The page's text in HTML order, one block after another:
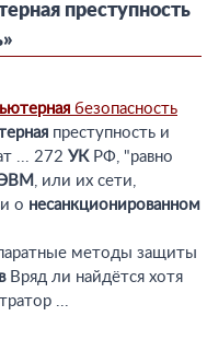
преступность
безопасность
преступность и
... 272 УКРФ, "равно
, или их сети,
о несанкционированном
методы защиты
Вряд ли найдётся хотя
...